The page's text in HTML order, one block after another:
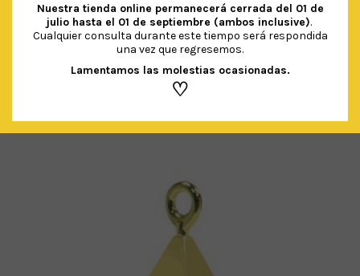
CONTRAPESO PIRÁMIDE PLATA (150g)
€2.20 IVA Incluido
Nuestra tienda online permanecerá cerrada del 01 de
julio hasta el 01 de septiembre (ambos inclusive).
Cualquier consulta durante este tiempo será respondida
una vez que regresemos.
Lamentamos las molestias ocasionadas.
♡